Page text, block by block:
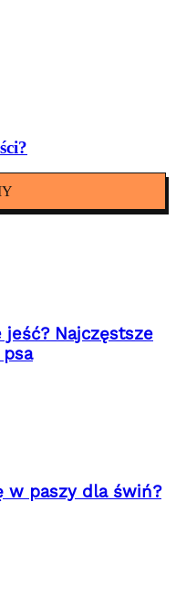
Najczęstsze
w paszy dla świń?